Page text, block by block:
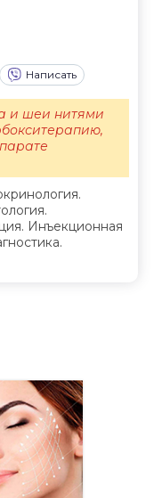
Написать
Инъекционная
и шеи нитями